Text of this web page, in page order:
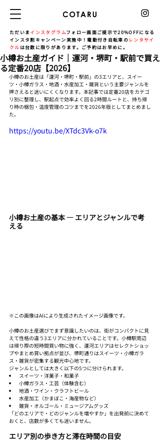
ただいま インスタグラムフォロー画面ご提示で20%OFFになる
インスタ割キャンペーン実施中！電動付き自転車の レンタサイ
クル は台数に限りがあります。ご予約はお早めに。
小樽お土産ガイド｜運河・堺町・駅前で買え
る定番20店【2026】
小樽のお土産は「運河・堺町・駅前」の3エリアと、スイー
ツ・小樽ガラス・地酒・水産加工・雑貨という主要ジャンルを
押さえると迷いにくくなります。本記事では定番20店をカテゴ
リ別に整理し、駅起点で効率よく回る2時間ルートと、持ち帰
り時の梱包・温度管理のコツまでを2026年版としてまとめまし
た。
https://youtu.be/XTdc3Vk-o7k
小樽お土産の基本 — エリアとジャンルで考
える
※この画像はAIにより生成されたイメージ画像です。
小樽のお土産選びでまず意識したいのは、街がコンパクトに見
えて性格の違う3エリアに分かれていることです。小樽駅周辺
は帰り際の短時間買い物に強く、運河エリアはセレクトショッ
プやまとめ買い拠点が並び、堺町通りはスイーツ・小樽ガラ
ス・雑貨が密集する観光中心地です。
ジャンルとしては大きく以下の5つに分けられます。
スイーツ・洋菓子・和菓子
小樽ガラス・工芸（体験含む）
地酒・ワイン・クラフトビール
水産加工（かまぼこ・海産物など）
雑貨・オルゴール・ミュージアムグッズ
「どのエリアで・どのジャンルを増やすか」を出発前に決めて
おくと、店数が多くても迷いません。
エリア別の歩き方と滞在時間の目安